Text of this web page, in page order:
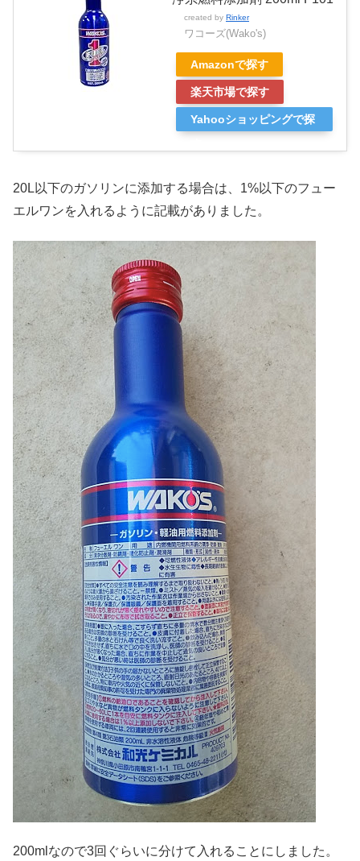
created by Rinker
ワコーズ(Wako's)
Amazonで探す
楽天市場で探す
Yahooショッピングで探
20L以下のガソリンに添加する場合は、1%以下のフュー
エルワンを入れるように記載がありました。
200mlなので3回ぐらいに分けて入れることにしました。